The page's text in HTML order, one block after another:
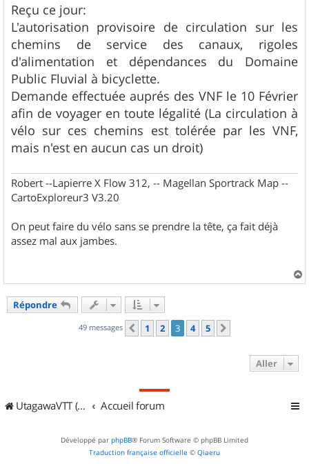
s
s
a
g
e
Reçu ce jour:
L'autorisation provisoire de circulation sur les
chemins de service des canaux, rigoles
d'alimentation et dépendances du Domaine
Public Fluvial à bicyclette.
Demande effectuée auprés des VNF le 10 Février
afin de voyager en toute légalité (La circulation à
vélo sur ces chemins est tolérée par les VNF,
mais n'est en aucun cas un droit)
Robert --Lapierre X Flow 312, -- Magellan Sportrack Map --
CartoExploreur3 V3.20
On peut faire du vélo sans se prendre la tête, ça fait déjà
assez mal aux jambes.
a
Répondre
49 messages Précédent
1 2 3 4 5
Aller
UtagawaVTT (Randos VTT et VTTAE avec traces GPS) Accueil forum
Développé par phpBB® Forum Software © phpBB Limited
Traduction française officielle © Qiaeru